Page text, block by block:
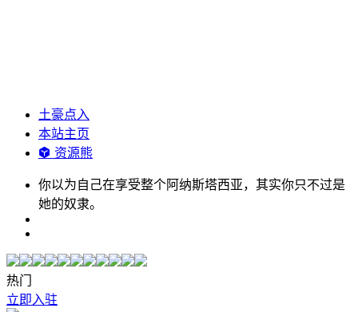
土豪点入
本站主页
资源熊
你以为自己在享受整个阿纳斯塔西亚，其实你只不过是
她的奴隶。
热门
立即入驻